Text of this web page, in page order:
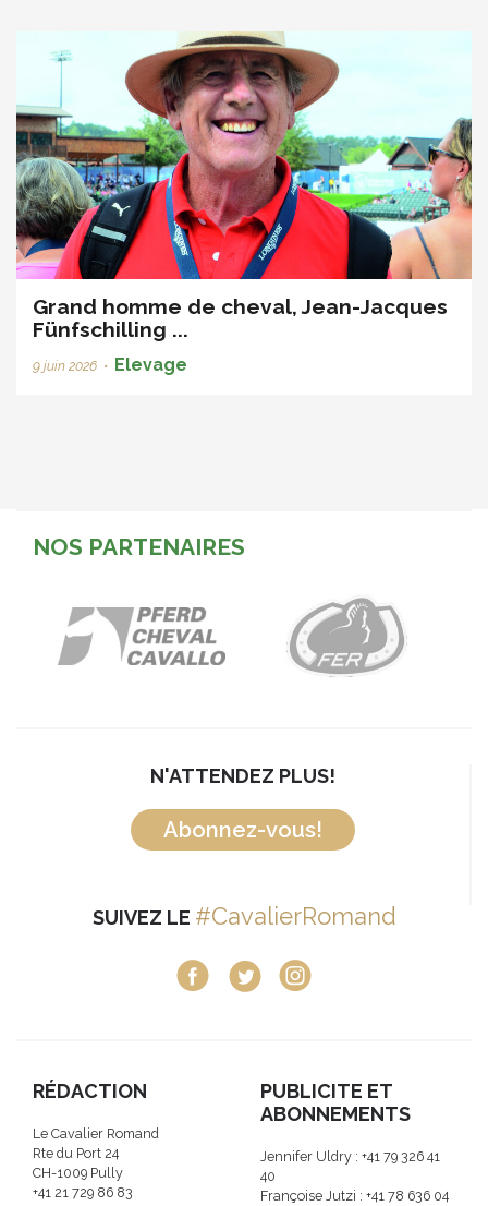
Grand homme de cheval, Jean-Jacques
Fünfschilling ...
9 juin 2026 • Elevage
NOS PARTENAIRES
N'ATTENDEZ PLUS!
Abonnez-vous!
SUIVEZ LE #CavalierRomand
RÉDACTION
Le Cavalier Romand
Rte du Port 24
CH-1009 Pully
+41 21 729 86 83
PUBLICITE ET
ABONNEMENTS
Jennifer Uldry : +41 79 326 41
40
Françoise Jutzi : +41 78 636 04